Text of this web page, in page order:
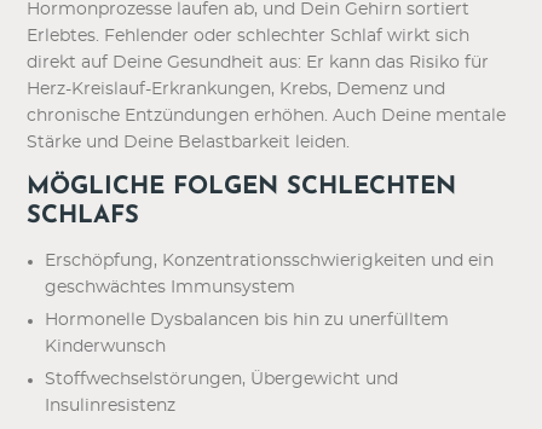
Hormonprozesse laufen ab, und Dein Gehirn sortiert
Erlebtes. Fehlender oder schlechter Schlaf wirkt sich
direkt auf Deine Gesundheit aus: Er kann das Risiko für
Herz-Kreislauf-Erkrankungen, Krebs, Demenz und
chronische Entzündungen erhöhen. Auch Deine mentale
Stärke und Deine Belastbarkeit leiden.
MÖGLICHE FOLGEN SCHLECHTEN
SCHLAFS
Erschöpfung, Konzentrationsschwierigkeiten und ein
geschwächtes Immunsystem
Hormonelle Dysbalancen bis hin zu unerfülltem
Kinderwunsch
Stoffwechselstörungen, Übergewicht und
Insulinresistenz